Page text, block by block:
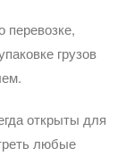
перевозке,
грузов
открыты для
любые